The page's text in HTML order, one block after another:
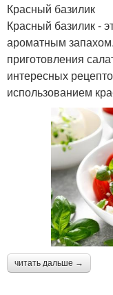
Красный базилик
Красный базилик -
ароматным
приготовления
интересных
использованием
читать дальше →